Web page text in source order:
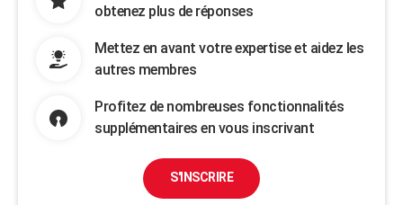
obtenez plus de réponses
Mettez en avant votre expertise et aidez les
autres membres
Profitez de nombreuses fonctionnalités
supplémentaires en vous inscrivant
S'INSCRIRE